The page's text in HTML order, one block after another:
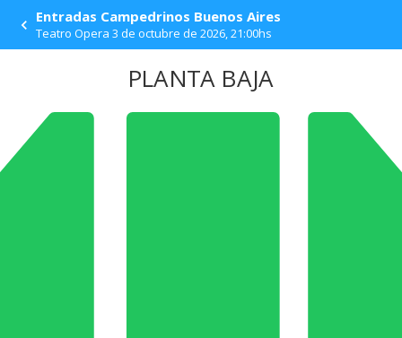
Entradas Campedrinos Buenos Aires
Teatro Opera 3 de octubre de 2026, 21:00hs
ESCENARIO
PLANTA BAJA